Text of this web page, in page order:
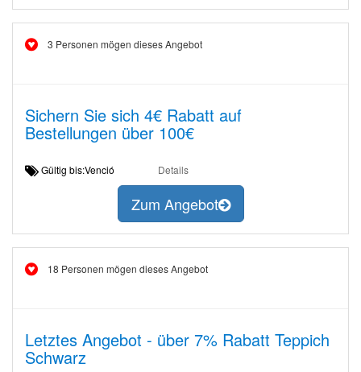
3 Personen mögen dieses Angebot
Sichern Sie sich 4€ Rabatt auf
Bestellungen über 100€
Gültig bis:Venció Details
Zum Angebot
18 Personen mögen dieses Angebot
Letztes Angebot - über 7% Rabatt Teppich
Schwarz